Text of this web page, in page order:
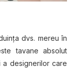
dvs. mereu în
tavane absolut
a designerilor care